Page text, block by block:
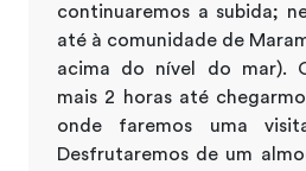
continuaremos a subida;
até à comunidade de
acima do nível do mar).
mais 2 horas até
onde faremos uma
Desfrutaremos de um